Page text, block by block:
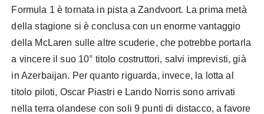
Formula 1 è tornata in pista a Zandvoort. La prima metà
della stagione si è conclusa con un enorme vantaggio
della McLaren sulle altre scuderie, che potrebbe portarla
a vincere il suo 10° titolo costruttori, salvi imprevisti, già
in Azerbaijan. Per quanto riguarda, invece, la lotta al
titolo piloti, Oscar Piastri e Lando Norris sono arrivati
nella terra olandese con soli 9 punti di distacco, a favore